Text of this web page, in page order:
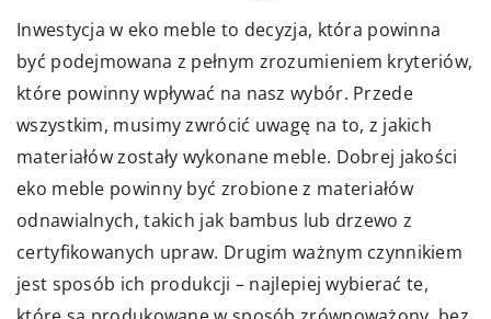
Inwestycja w eko meble to decyzja, która powinna
być podejmowana z pełnym zrozumieniem kryteriów,
które powinny wpływać na nasz wybór. Przede
wszystkim, musimy zwrócić uwagę na to, z jakich
materiałów zostały wykonane meble. Dobrej jakości
eko meble powinny być zrobione z materiałów
odnawialnych, takich jak bambus lub drzewo z
certyfikowanych upraw. Drugim ważnym czynnikiem
jest sposób ich produkcji – najlepiej wybierać te,